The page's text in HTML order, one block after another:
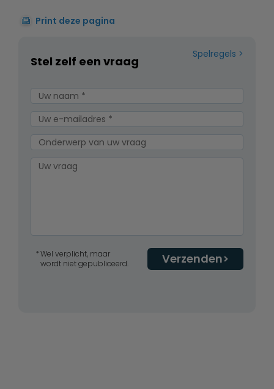
Print deze pagina
Spelregels
Stel zelf een vraag
Verzenden
Wel verplicht, maar
wordt niet gepubliceerd.